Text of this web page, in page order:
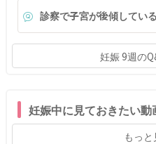
診察で子宮が後傾してい
妊娠 9週の
妊娠中に見ておきたい動
もっと